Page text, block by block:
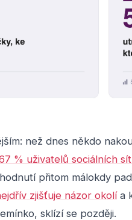
než dnes někdo
% uživatelů sociálních
přitom málokdy
zjišťuje názor okolía
sklízí se později.